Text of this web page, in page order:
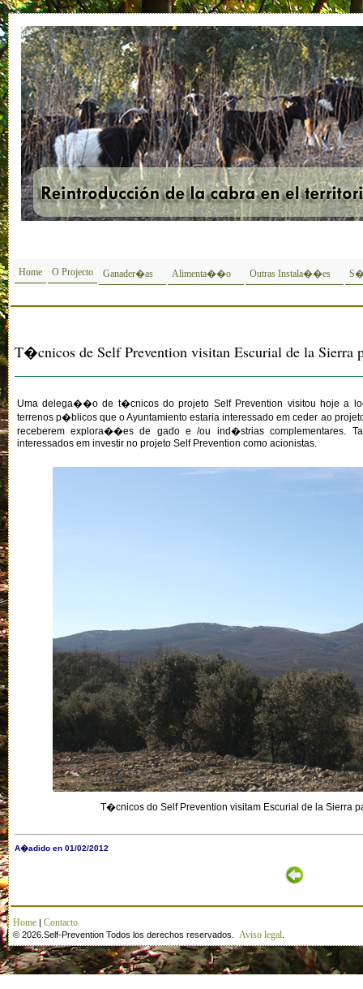
Home O Projecto Ganader�as Alimenta��o Outras Instala��es
T�cnicos de Self Prevention visitan Escurial de la Sierra
Uma delega��o de t�cnicos do projeto Self Prevention visitou hoje a
terrenos p�blicos que o Ayuntamiento estaria interessado em ceder ao
receberem explora��es de gado e /ou ind�strias complementares.
interessados em investir no projeto Self Prevention como acionistas.
T�cnicos do Self Prevention visitam Escurial de la Sierra
A�adido en 01/02/2012
Home| Contacto
© 2026.Self-Prevention Todos los derechos reservados. Aviso legal